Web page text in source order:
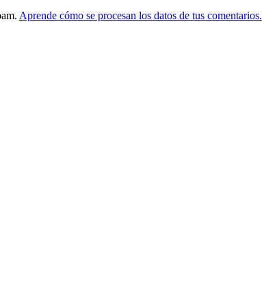
Aprende cómo se procesan los datos de tus comentarios.